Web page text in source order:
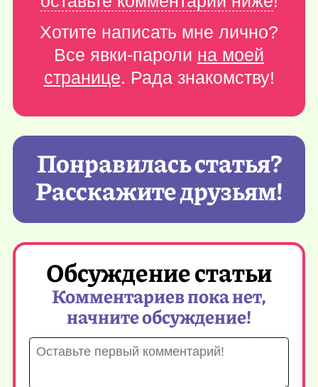
Хотите написать мне лично?
Все явки-пароли на моей
странице. Рада знакомству!
Понравилась статья?
Расскажите друзьям!
Обсуждение статьи
Комментариев пока нет,
начните обсуждение!